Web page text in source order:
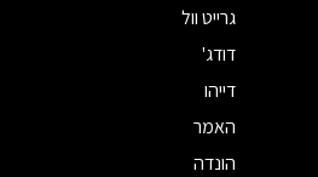
גרייט וול
דודג'
דייהו
האמר
הונדה